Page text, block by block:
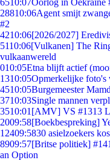
6510:07Oorlog in Oekraïne
28810:06Agent smijt
#2
4210:06[2026/2027]
5110:06[Vulkanen] The
vulkaanwereld
010:05Etna blijft actief
1310:05Opmerkelijke foto's
4510:05Burgemeester
3710:03Single mannen
3510:01 [AMV] VS #1313
2009:58[Boekbespreking]
12409:5830 asielzoekers
8909:57[Britse politiek]
an Option